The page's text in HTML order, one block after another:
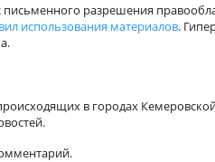
разрешения
использования материалов.
в городах